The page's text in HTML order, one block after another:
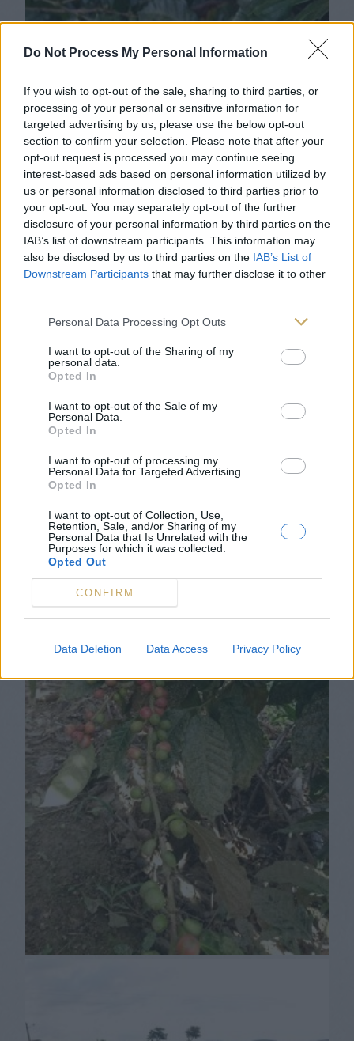
Do Not Process My Personal Information
If you wish to opt-out of the sale, sharing to third parties, or
processing of your personal or sensitive information for
targeted advertising by us, please use the below opt-out
section to confirm your selection. Please note that after your
opt-out request is processed you may continue seeing
interest-based ads based on personal information utilized by
us or personal information disclosed to third parties prior to
your opt-out. You may separately opt-out of the further
disclosure of your personal information by third parties on the
IAB’s list of downstream participants. This information may
also be disclosed by us to third parties on the IAB’s List of
Downstream Participants that may further disclose it to other
Personal Data Processing Opt Outs
I want to opt-out of the Sharing of my
personal data.
Opted In
I want to opt-out of the Sale of my
Personal Data.
Opted In
I want to opt-out of processing my
Personal Data for Targeted Advertising.
Opted In
I want to opt-out of Collection, Use,
Retention, Sale, and/or Sharing of my
Personal Data that Is Unrelated with the
Purposes for which it was collected.
Opted Out
CONFIRM
Data Deletion Data Access Privacy Policy